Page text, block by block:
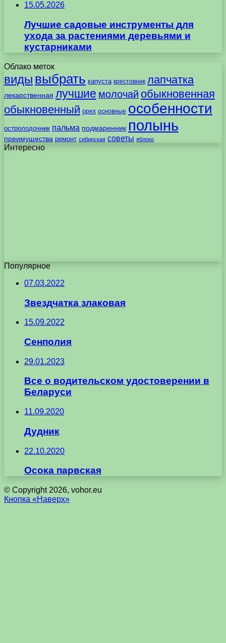
15.05.2026
Лучшие садовые инструменты для
ухода за растениями деревьями и
кустарниками
Облако меток
виды выбрать капуста крестовник лапчатка
лекарственная лучшие молочай обыкновенная
обыкновенный орех основные особенности
остролодочник пальма подмаренник полынь
преимущества ремонт сибирская советы яблоко
Интересно
Популярное
07.03.2022
Звездчатка злаковая
15.09.2022
Сенполия
29.01.2023
Все о водительском удостоверении в
Беларуси
11.09.2020
Дудник
22.10.2020
Осока парвская
© Copyright 2026, vohor.eu
Кнопка «Наверх»